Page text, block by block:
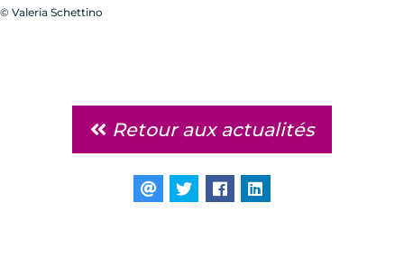
© Valeria Schettino
Retour aux actualités